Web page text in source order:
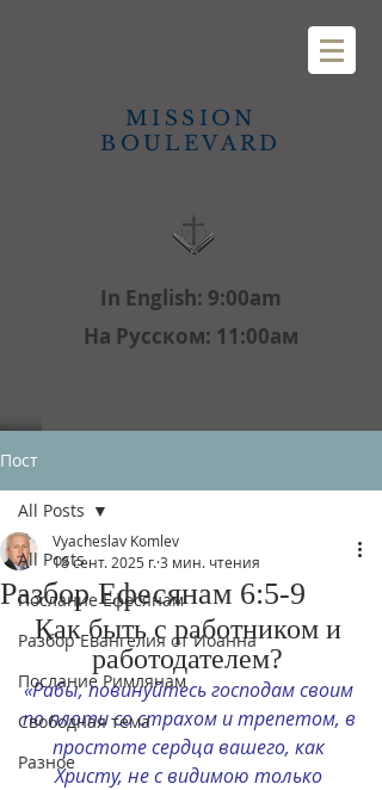
MISSION
BOULEVARD
In English: 9:00am
На Русском: 11:00aм
Пост
All Posts
Послание Ефесянам
Разбор Евангелия от Иоанна
Послание Римлянам
Свободная тема
Разное
All Posts
Разбор Ефесянам 6:5-9
Vyacheslav Komlev
18 сент. 2025 г.3 мин. чтения
Как быть с работником и
работодателем?
«Рабы, повинуйтесь господам своим
по плоти со страхом и трепетом, в
простоте сердца вашего, как
Христу, не с видимою только